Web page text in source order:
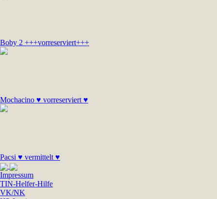
Boby 2 +++vorreserviert+++
Mochacino ♥ vorreserviert ♥
Pacsi ♥ vermittelt ♥
Impressum
TIN-Helfer-Hilfe
VK/NK